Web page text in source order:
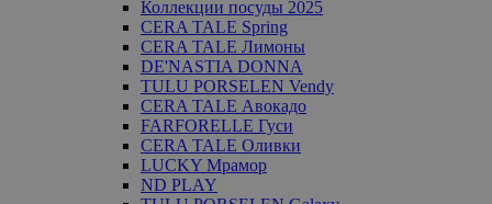
Коллекции посуды 2025
CERA TALE Spring
CERA TALE Лимоны
DE'NASTIA DONNA
TULU PORSELEN Vendy
CERA TALE Авокадо
FARFORELLE Гуси
CERA TALE Оливки
LUCKY Мрамор
ND PLAY